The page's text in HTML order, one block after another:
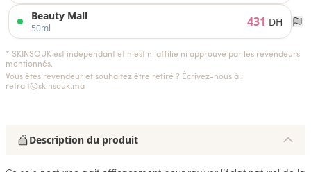
Beauty Mall
50ml 431 DH
* SKINSOUK est indépendant et n'est ni affilié ni approuvé par les revendeurs
mentionnés.
Vous êtes revendeur et souhaitez être retiré ? Écrivez-nous à :
retrait@skinsouk.ma
Description du produit